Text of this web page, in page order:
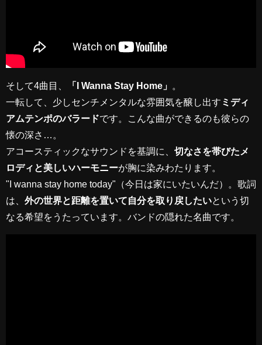
そして4曲目、 「I Wanna Stay Home」
一転して、少しセンチメンタルな雰囲気を醸し出す ミディ
アムテンポのバラードです。こんな曲ができるのも彼らの
懐の深さ…。
アコースティックなサウンドを基調に、 切なさを帯びたメ
ロディと美しいハーモニーが胸に染みわたります。
"I wanna stay home today"（今日は家にいたいんだ）。歌詞
は、 外の世界と距離を置いて自分を取り戻したいという切
なる希望をうたっています。バンドの隠れた名曲です。